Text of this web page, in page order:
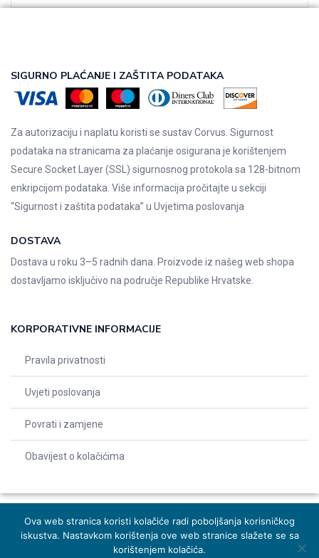
SIGURNO PLAĆANJE I ZAŠTITA PODATAKA
Za autorizaciju i naplatu koristi se sustav Corvus. Sigurnost
podataka na stranicama za plaćanje osigurana je korištenjem
Secure Socket Layer (SSL) sigurnosnog protokola sa 128-bitnom
enkripcijom podataka. Više informacija pročitajte u sekciji
“Sigurnost i zaštita podataka” u Uvjetima poslovanja
DOSTAVA
Dostava u roku 3–5 radnih dana. Proizvode iz našeg web shopa
dostavljamo isključivo na područje Republike Hrvatske.
KORPORATIVNE INFORMACIJE
Pravila privatnosti
Uvjeti poslovanja
Povrati i zamjene
Obavijest o kolačićima
© 2026 Indentals. Sva prava pridržana – Design by Michel studio
Ova web stranica koristi kolačiće radi poboljšanja korisničkog
iskustva. Nastavkom korištenja ove web stranice slažete se sa
korištenjem kolačića.